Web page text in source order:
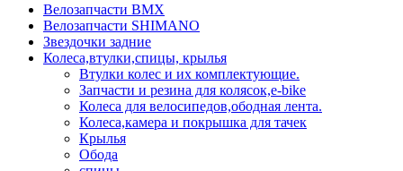
Велозапчасти BMX
Велозапчасти SHIMANO
Звездочки задние
Колеса,втулки,спицы, крылья
Втулки колес и их комплектующие.
Запчасти и резина для колясок,e-bike
Колеса для велосипедов,ободная лента.
Колеса,камера и покрышка для тачек
Крылья
Обода